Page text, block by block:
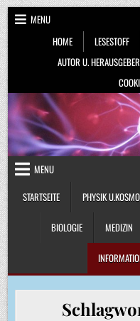
Skip
to
content
MENU
HOME
LESESTOFF
AUTOR U. HERAUSGEBER
MENU
STARTSEITE
PHYSIK
BIOLOGIE MEDIZIN